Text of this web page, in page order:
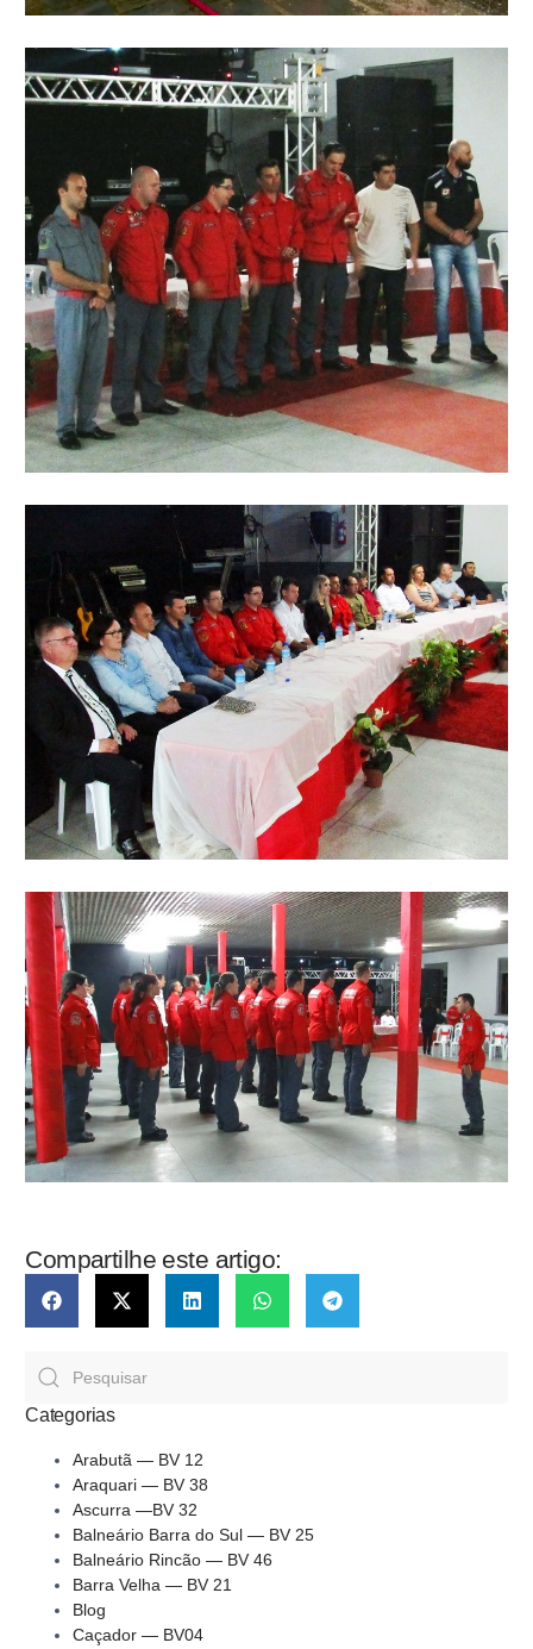
Compartilhe este artigo:
Categorias
Arabutã — BV 12
Araquari — BV 38
Ascurra —BV 32
Balneário Barra do Sul — BV 25
Balneário Rincão — BV 46
Barra Velha — BV 21
Blog
Caçador — BV04